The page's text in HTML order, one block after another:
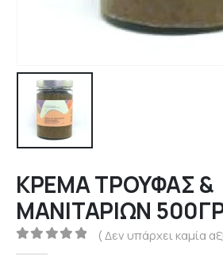
ΚΡΕΜΑ ΤΡΟΥΦΑΣ &
ΜΑΝΙΤΑΡΙΩΝ
0out of 5
( Δεν υπάρχει καμία